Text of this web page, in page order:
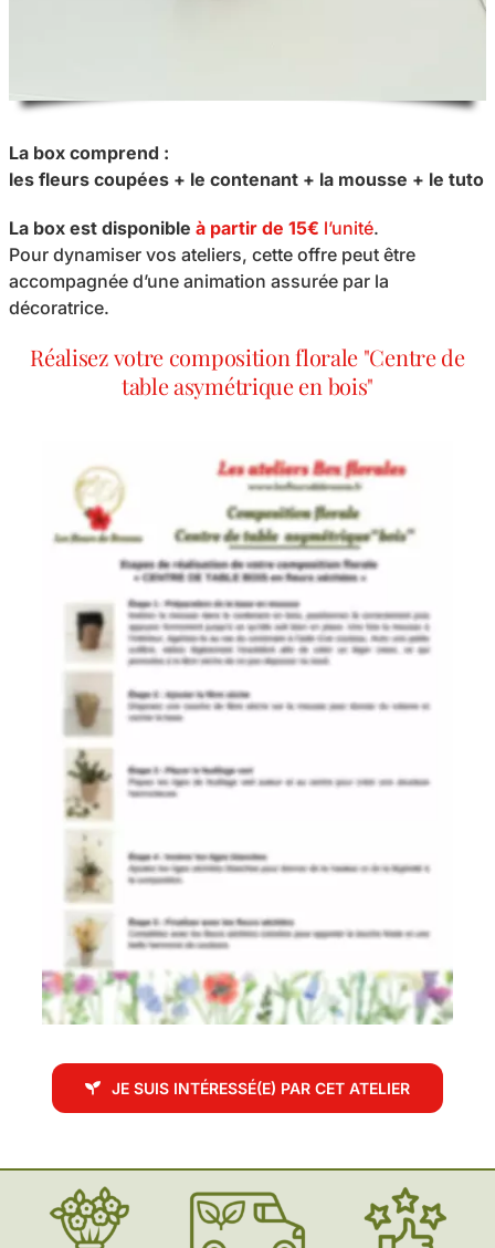
La box comprend :
les fleurs coupées + le contenant + la mousse + le tuto
La box est disponible à partir de 15€ l’unité.
Pour dynamiser vos ateliers, cette offre peut être
accompagnée d’une animation assurée par la
décoratrice.
Réalisez votre composition florale "Centre de
table asymétrique en bois"
JE SUIS INTÉRESSÉ(E) PAR CET ATELIER